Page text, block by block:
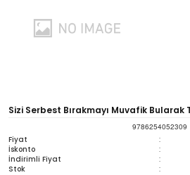
Sizi Serbest Bırakmayı Muvafik Bularak
9786254052309
Fiyat :
İskonto :
İndirimli Fiyat :
Stok :